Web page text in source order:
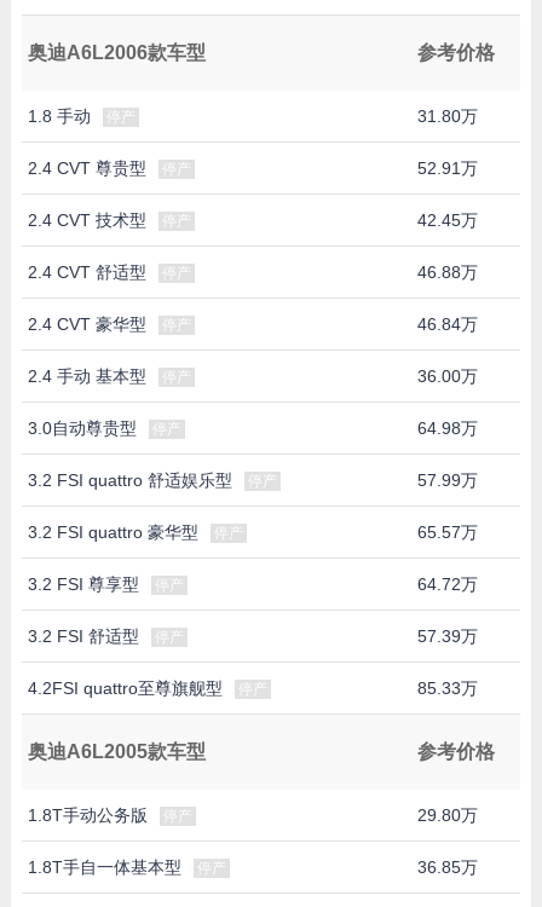
奥迪A6L2006款车型 参考价格
1.8 手动 停产 31.80万
2.4 CVT 尊贵型 停产 52.91万
2.4 CVT 技术型 停产 42.45万
2.4 CVT 舒适型 停产 46.88万
2.4 CVT 豪华型 停产 46.84万
2.4 手动 基本型 停产 36.00万
3.0自动尊贵型 停产 64.98万
3.2 FSI quattro 舒适娱乐型 停产 57.99万
3.2 FSI quattro 豪华型 停产 65.57万
3.2 FSI 尊享型 停产 64.72万
3.2 FSI 舒适型 停产 57.39万
4.2FSI quattro至尊旗舰型 停产 85.33万
奥迪A6L2005款车型 参考价格
1.8T手动公务版 停产 29.80万
1.8T手自一体基本型 停产 36.85万